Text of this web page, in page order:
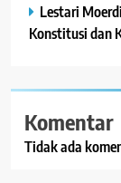
Lestari
Konstitusi dan
Komentar
Tidak ada